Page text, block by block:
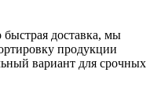
быстрая доставка, мы
продукции
вариант для срочных